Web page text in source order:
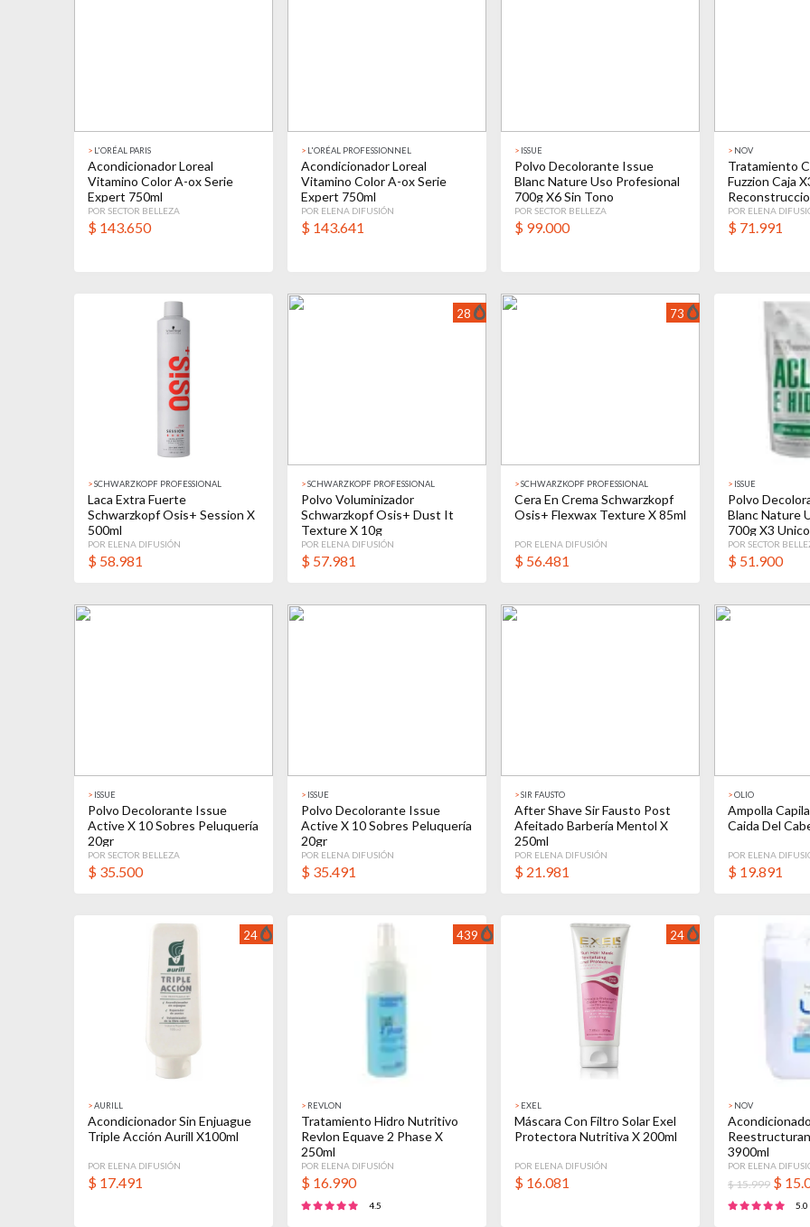
> L'ORÉAL PARIS
Acondicionador Loreal
Vitamino Color A-ox Serie
Expert 750ml
POR SECTOR BELLEZA
$ 143.650
> L'ORÉAL PROFESSIONNEL
Acondicionador Loreal
Vitamino Color A-ox Serie
Expert 750ml
POR ELENA DIFUSIÓN
$ 143.641
> ISSUE
Polvo Decolorante Issue
Blanc Nature Uso Profesional
700g X6 Sin Tono
POR SECTOR BELLEZA
$ 99.000
> NOV
Tratamiento
Fuzzion Caja
POR ELENA
$ 71.991
>SCHWARZKOPF PROFESSIONAL
Laca Extra Fuerte
Schwarzkopf Osis+ Session X
500ml
POR ELENA DIFUSIÓN
$ 58.981
28
>SCHWARZKOPF PROFESSIONAL
Polvo Voluminizador
Schwarzkopf Osis+ Dust It
Texture X 10g
POR ELENA DIFUSIÓN
$ 57.981
73
>SCHWARZKOPF PROFESSIONAL
Cera En Crema Schwarzkopf
Osis+ Flexwax Texture X 85ml
POR ELENA DIFUSIÓN
$ 56.481
> ISSUE
Polvo
Blanc Nature
700g X3 Unico
POR SECTOR
$ 51.900
> ISSUE
Polvo Decolorante Issue
Active X 10 Sobres Peluquería
20gr
POR SECTOR BELLEZA
$ 35.500
> ISSUE
Polvo Decolorante Issue
Active X 10 Sobres Peluquería
20gr
POR ELENA DIFUSIÓN
$ 35.491
>SIR FAUSTO
After Shave Sir Fausto Post
Afeitado Barbería Mentol X
250ml
POR ELENA DIFUSIÓN
$ 21.981
>OLIO
Ampolla
Caida Del
POR ELENA
$ 19.891
24
>AURILL
Acondicionador Sin Enjuague
Triple Acción Aurill X100ml
POR ELENA DIFUSIÓN
$ 17.491
439
> REVLON
Tratamiento Hidro Nutritivo
Revlon Equave 2 Phase X
250ml
POR ELENA DIFUSIÓN
$ 16.990
4.5
24
> EXEL
Máscara Con Filtro Solar Exel
Protectora Nutritiva X 200ml
POR ELENA DIFUSIÓN
$ 16.081
> NOV
3900ml
POR ELENA
$ 15.999 $
5.0